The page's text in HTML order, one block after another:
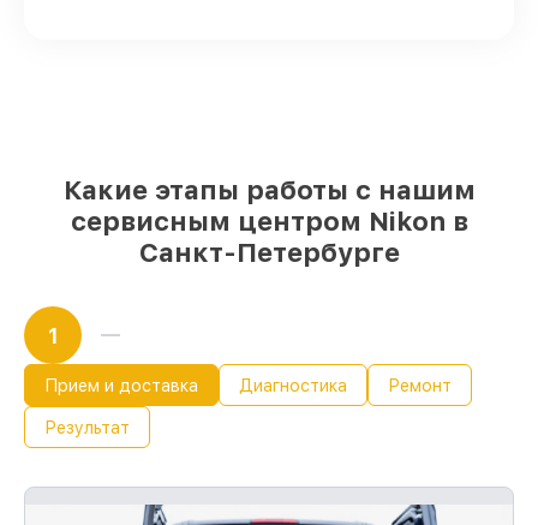
Какие этапы работы с нашим
сервисным центром Nikon в
Санкт-Петербурге
1
Прием и доставка Диагностика Ремонт
Результат